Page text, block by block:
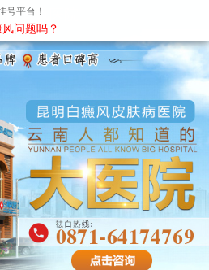
白癜风医院
号平台！
问题吗？